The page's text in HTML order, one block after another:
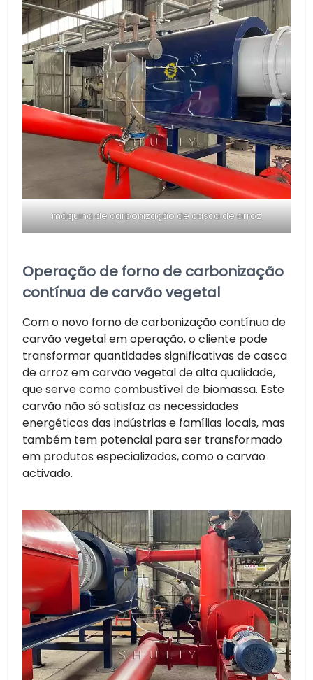
máquina de carbonização de casca de arroz
Operação de forno de carbonização
contínua de carvão vegetal
Com o novo forno de carbonização contínua de
carvão vegetal em operação, o cliente pode
transformar quantidades significativas de casca
de arroz em carvão vegetal de alta qualidade,
que serve como combustível de biomassa. Este
carvão não só satisfaz as necessidades
energéticas das indústrias e famílias locais, mas
também tem potencial para ser transformado
em produtos especializados, como o carvão
activado.